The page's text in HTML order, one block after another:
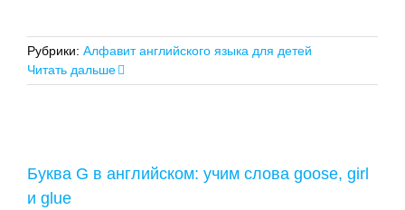
Рубрики: Алфавит английского языка для детей
Читать дальше
Буква G в английском: учим слова goose, girl
и glue